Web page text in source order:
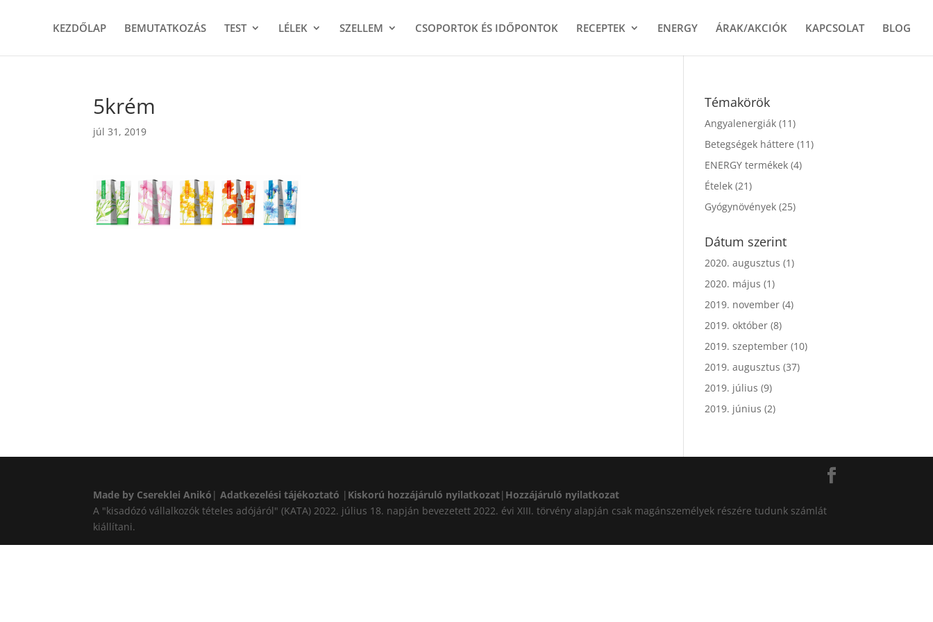
KEZDŐLAP BEMUTATKOZÁS TEST LÉLEK SZELLEM CSOPORTOK ÉS IDŐPONTOK RECEPTEK ENERGY ÁRAK/AKCIÓK KAPCSOLAT BLOG
5krém
júl 31, 2019
Témakörök
Angyalenergiák (11)
Betegségek háttere (11)
ENERGY termékek (4)
Ételek (21)
Gyógynövények (25)
Dátum szerint
2020. augusztus (1)
2020. május (1)
2019. november (4)
2019. október (8)
2019. szeptember (10)
2019. augusztus (37)
2019. július (9)
2019. június (2)
Made by Csereklei Anikó |Adatkezelési tájékoztató | Kiskorú hozzájáruló nyilatkozat| Hozzájáruló nyilatkozat
A "kisadózó vállalkozók tételes adójáról" (KATA) 2022. július 18. napján bevezetett 2022. évi XIII. törvény alapján csak magánszemélyek részére tudunk számlát
kiállítani.